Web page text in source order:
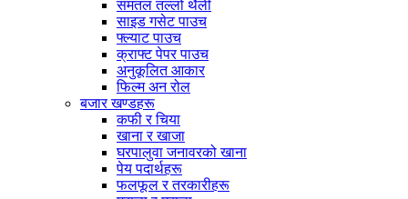
समतल तल्लो थैली
साइड गसेट पाउच
फ्ल्याट पाउच
क्राफ्ट पेपर पाउच
अनुकूलित आकार
फिल्म अन रोल
बजार खण्डहरू
कफी र चिया
खाना र खाजा
घरपालुवा जनावरको खाना
पेय पदार्थहरू
फलफूल र तरकारीहरू